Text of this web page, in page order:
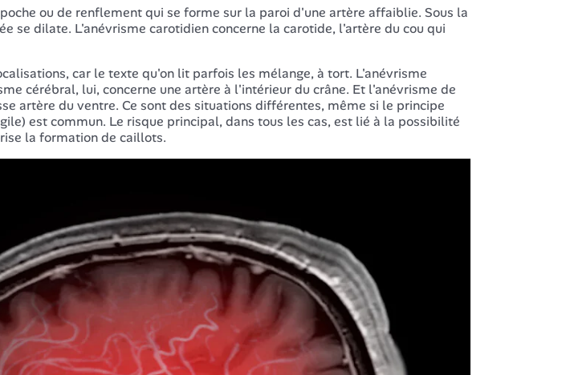
ou de renflement qui se forme sur la paroi d'une artère affaiblie. Sous la
se dilate. L'anévrisme carotidien concerne la carotide, l'artère du cou qui
car le texte qu'on lit parfois les mélange, à tort. L'anévrisme
cérébral, lui, concerne une artère à l'intérieur du crâne. Et l'anévrisme de
artère du ventre. Ce sont des situations différentes, même si le principe
est commun. Le risque principal, dans tous les cas, est lié à la possibilité
la formation de caillots.